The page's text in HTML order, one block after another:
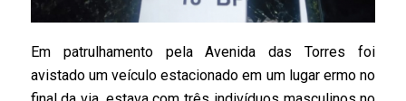
Em patrulhamento pela Avenida das Torres foi
avistado um veículo estacionado em um lugar ermo no